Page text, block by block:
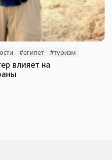
#египет #туризм
влияет на